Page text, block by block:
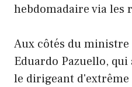
hebdomadaire via les
Aux côtés du ministre
Eduardo Pazuello,
le dirigeant